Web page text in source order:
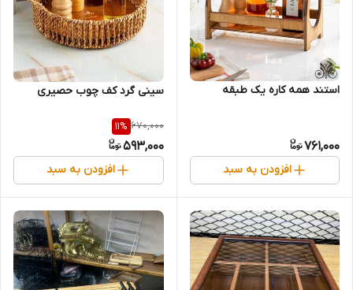
استند همه کاره یک طبقه
761,000
افزودن به سبد
سینی گرد کف چوب حصیری
670,000
11%
593,000
افزودن به سبد